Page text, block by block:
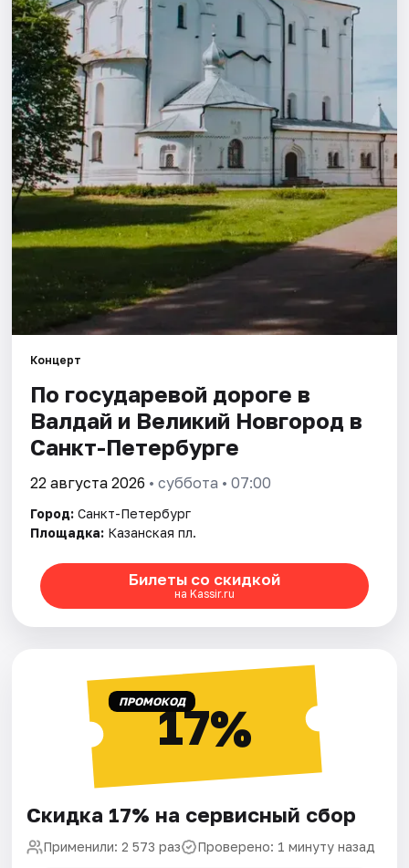
Города
Площадки
Артисты
Рейтинги
Концерт
По государевой дороге в
Валдай и Великий Новгород в
Санкт-Петербурге
22 августа 2026 • суббота • 07:00
Город: Санкт-Петербург
Площадка: Казанская пл.
Билеты со скидкой
на Kassir.ru
ПРОМОКОД17%
Скидка 17% на сервисный сбор
Применили: 2 573 раз Проверено: 1 минуту назад